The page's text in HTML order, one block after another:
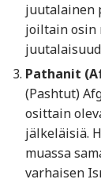
juutalainen
joiltain osin
Pathanit
(Pashtut)
osittain
jälkeläisiä.
muassa
varhaisen